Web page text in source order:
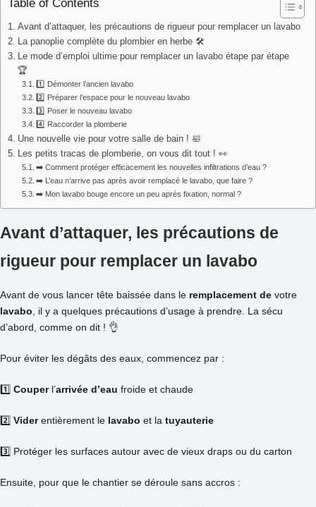
Table of Contents
Avant d’attaquer, les précautions de rigueur pour remplacer un lavabo
La panoplie complète du plombier en herbe 🛠️
Le mode d’emploi ultime pour remplacer un lavabo étape par étape
🏆
1️⃣ Démonter l’ancien lavabo
2️⃣ Préparer l’espace pour le nouveau lavabo
3️⃣ Poser le nouveau lavabo
4️⃣ Raccorder la plomberie
Une nouvelle vie pour votre salle de bain ! 🛀
Les petits tracas de plomberie, on vous dit tout ! 👀
➡️ Comment protéger efficacement les nouvelles infiltrations d’eau ?
➡️ L’eau n’arrive pas après avoir remplacé le lavabo, que faire ?
➡️ Mon lavabo bouge encore un peu après fixation, normal ?
Avant d’attaquer, les précautions de
rigueur pour remplacer un lavabo
Avant de vous lancer tête baissée dans le remplacement de votre
lavabo , il y a quelques précautions d’usage à prendre. La sécu
d’abord, comme on dit ! 👌
Pour éviter les dégâts des eaux, commencez par :
1️⃣ Couperl’arrivée d’eau froide et chaude
2️⃣ Viderentièrement le lavabo et la tuyauterie
3️⃣ Protéger les surfaces autour avec de vieux draps ou du carton
Ensuite, pour que le chantier se déroule sans accros :